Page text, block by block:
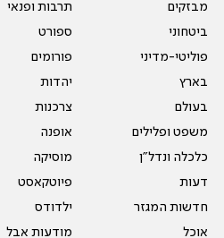
מבזקים
ביטחוני
פוליטי-מדיני
בארץ
בעולם
משפט ופלילים
כלכלה ונדל"ן
דעות
חדשות המגזר
אוכל
תרבות ופנאי
ספורט
פורומים
יהדות
צרכנות
אופנה
מוסיקה
פיוטקאסט
ילדודס
מודעות אבל